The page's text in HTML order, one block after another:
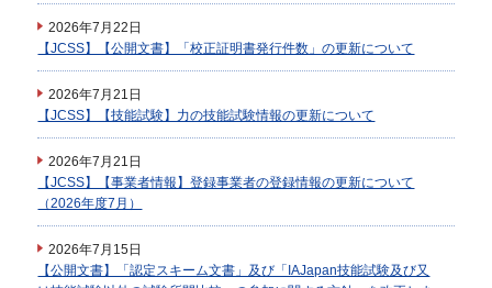
2026年7月22日
【JCSS】【公開文書】「校正証明書発行件数」の更新について
2026年7月21日
【JCSS】【技能試験】力の技能試験情報の更新について
2026年7月21日
【JCSS】【事業者情報】登録事業者の登録情報の更新について
（2026年度7月）
2026年7月15日
【公開文書】「認定スキーム文書」及び「IAJapan技能試験及び又